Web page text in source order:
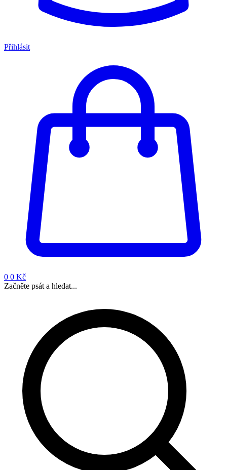
Přihlásit
0 0 Kč
Začněte psát a hledat...